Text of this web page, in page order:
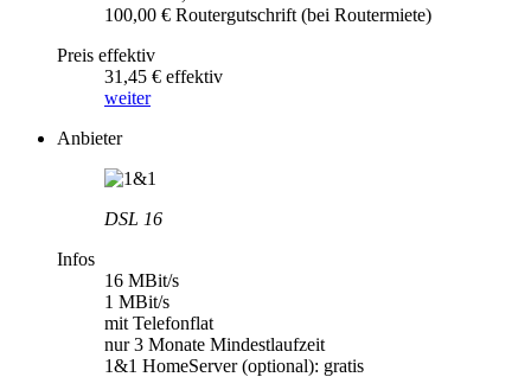
100,00 € Routergutschrift (bei Routermiete)
Preis effektiv
31,45 € effektiv
weiter
Anbieter
DSL 16
Infos
16 MBit/s
1 MBit/s
mit Telefonflat
nur 3 Monate Mindestlaufzeit
1&1 HomeServer (optional): gratis